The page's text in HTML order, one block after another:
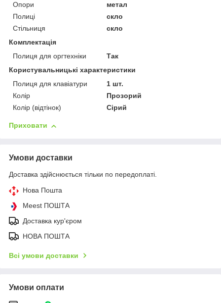
Опори
метал
Полиці
скло
Стільниця
скло
Комплектація
Полиця для оргтехніки
Так
Користувальницькі характеристики
Полиця для клавіатури
1 шт.
Колір
Прозорий
Колір (відтінок)
Сірий
Приховати
Умови доставки
Доставка здійснюється тільки по передоплаті.
Нова Пошта
Meest ПОШТА
Доставка кур'єром
НОВА ПОШТА
Всі умови доставки
Умови оплати